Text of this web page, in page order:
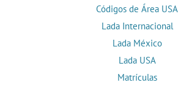
Códigos de Área USA
Lada Internacional
Lada México
Lada USA
Matrículas